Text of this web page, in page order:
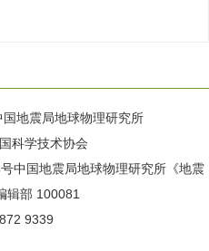
国地震局地球物理研究所
科学技术协会
中国地震局地球物理研究所《地震
辑部 100081
9339